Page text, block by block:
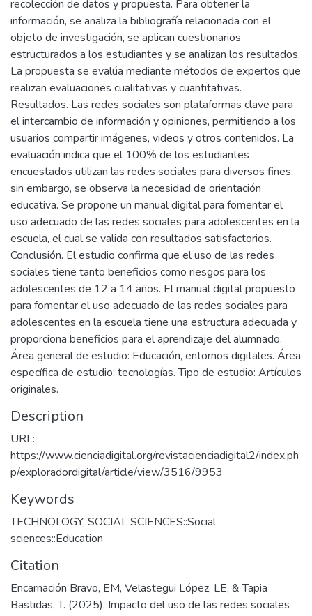
recolección de datos y propuesta. Para obtener la
información, se analiza la bibliografía relacionada con el
objeto de investigación, se aplican cuestionarios
estructurados a los estudiantes y se analizan los resultados.
La propuesta se evalúa mediante métodos de expertos que
realizan evaluaciones cualitativas y cuantitativas.
Resultados. Las redes sociales son plataformas clave para
el intercambio de información y opiniones, permitiendo a los
usuarios compartir imágenes, videos y otros contenidos. La
evaluación indica que el 100% de los estudiantes
encuestados utilizan las redes sociales para diversos fines;
sin embargo, se observa la necesidad de orientación
educativa. Se propone un manual digital para fomentar el
uso adecuado de las redes sociales para adolescentes en la
escuela, el cual se valida con resultados satisfactorios.
Conclusión. El estudio confirma que el uso de las redes
sociales tiene tanto beneficios como riesgos para los
adolescentes de 12 a 14 años. El manual digital propuesto
para fomentar el uso adecuado de las redes sociales para
adolescentes en la escuela tiene una estructura adecuada y
proporciona beneficios para el aprendizaje del alumnado.
Área general de estudio: Educación, entornos digitales. Área
específica de estudio: tecnologías. Tipo de estudio: Artículos
originales.
Description
URL:
https://www.cienciadigital.org/revistacienciadigital2/index.ph
p/exploradordigital/article/view/3516/9953
Keywords
TECHNOLOGY, SOCIAL SCIENCES::Social
sciences::Education
Citation
Encarnación Bravo, EM, Velastegui López, LE, & Tapia
Bastidas, T. (2025). Impacto del uso de las redes sociales